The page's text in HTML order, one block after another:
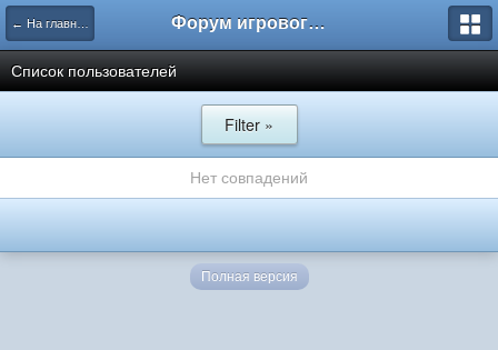
← На главную Форум игрового проекта Riverrise
Список пользователей
Filter »
Нет совпадений
Полная версия